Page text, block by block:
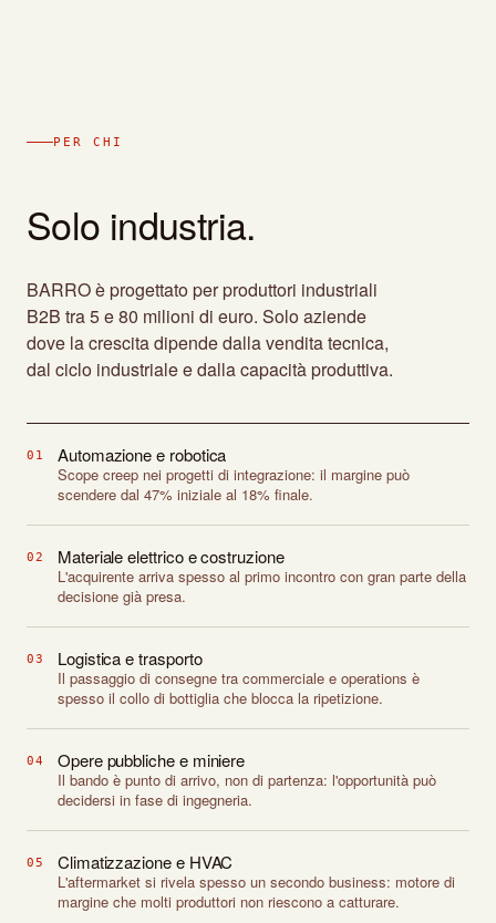
PER CHI
Solo industria.
BARRO è progettato per produttori industriali
B2B tra 5 e 80 milioni di euro. Solo aziende
dove la crescita dipende dalla vendita tecnica,
dal ciclo industriale e dalla capacità produttiva.
01 Automazione e robotica
Scope creep nei progetti di integrazione: il margine può
scendere dal 47% iniziale al 18% finale.
02 Materiale elettrico e costruzione
L'acquirente arriva spesso al primo incontro con gran parte della
decisione già presa.
03 Logistica e trasporto
Il passaggio di consegne tra commerciale e operations è
spesso il collo di bottiglia che blocca la ripetizione.
04 Opere pubbliche e miniere
Il bando è punto di arrivo, non di partenza: l'opportunità può
decidersi in fase di ingegneria.
05 Climatizzazione e HVAC
L'aftermarket si rivela spesso un secondo business: motore di
margine che molti produttori non riescono a catturare.